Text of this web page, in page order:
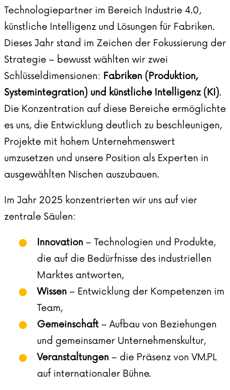
Technologiepartner im Bereich Industrie 4.0,
künstliche Intelligenz und Lösungen für Fabriken.
Dieses Jahr stand im Zeichen der Fokussierung der
Strategie – bewusst wählten wir zwei
Schlüsseldimensionen: Fabriken (Produktion,
Systemintegration) und künstliche Intelligenz (KI).
Die Konzentration auf diese Bereiche ermöglichte
es uns, die Entwicklung deutlich zu beschleunigen,
Projekte mit hohem Unternehmenswert
umzusetzen und unsere Position als Experten in
ausgewählten Nischen auszubauen.
Im Jahr 2025 konzentrierten wir uns auf vier
zentrale Säulen:
Innovation – Technologien und Produkte,
die auf die Bedürfnisse des industriellen
Marktes antworten,
Wissen – Entwicklung der Kompetenzen im
Team,
Gemeinschaft – Aufbau von Beziehungen
und gemeinsamer Unternehmenskultur,
Veranstaltungen – die Präsenz von VM.PL
auf internationaler Bühne.